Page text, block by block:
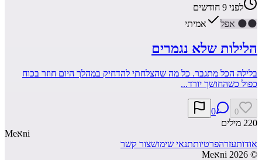
לפני 9 חודשים
🌑
🌑 אפל אמיתי
הלילות שלא נגמרים
בלילה הכל מתגבר. כל מה שהצלחתי להדחיק במהלך היום חוזר בכוח
כפול כשהחושך יורד...
0
0
220 מילים
Meאni
אודותעזרהפרטיותתנאי שימושצור קשר
©
2026 Meאni